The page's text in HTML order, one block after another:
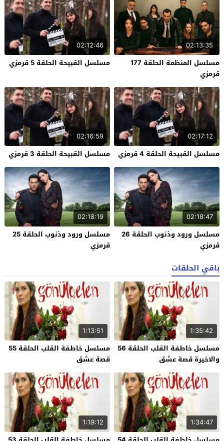
02:13:35
مسلسل المنظمة الحلقة 177
قرمزي
02:12:46
مسلسل القبيحة الحلقة 5 قرمزي
02:17:12
مسلسل القبيحة الحلقة 4 قرمزي
02:16:59
مسلسل القبيحة الحلقة 3 قرمزي
02:18:47
مسلسل ورود وذنوب الحلقة 26
قرمزي
02:18:19
مسلسل ورود وذنوب الحلقة 25
قرمزي
باقي الحلقات
1:35:42
مسلسل خاطفة القلب الحلقة 56
والاخيرة قصة عشق
1:13:51
مسلسل خاطفة القلب الحلقة 55
قصة عشق
1:34:47
1:19:12